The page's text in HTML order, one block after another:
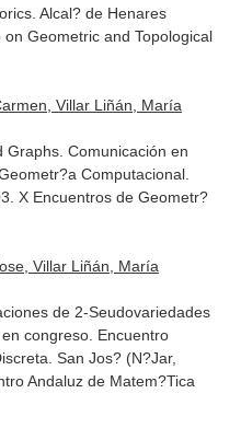
Alcal? de Henares
Geometric and Topological
Villar Liñán, María
Graphs. Comunicación en
Computacional.
X Encuentros de Geometr?
Villar Liñán, María
de 2-Seudovariedades
congreso. Encuentro
San Jos? (N?Jar,
Andaluz de Matem?Tica